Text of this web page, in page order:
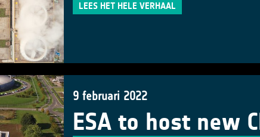
LEES HET HELE VERHAAL
9 februari 2022
ESA to host new